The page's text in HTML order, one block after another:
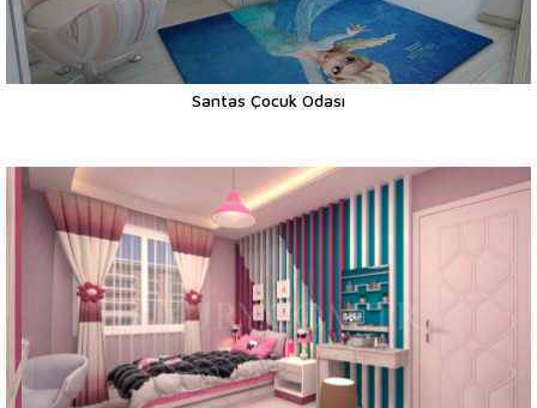
Santas Çocuk Odası